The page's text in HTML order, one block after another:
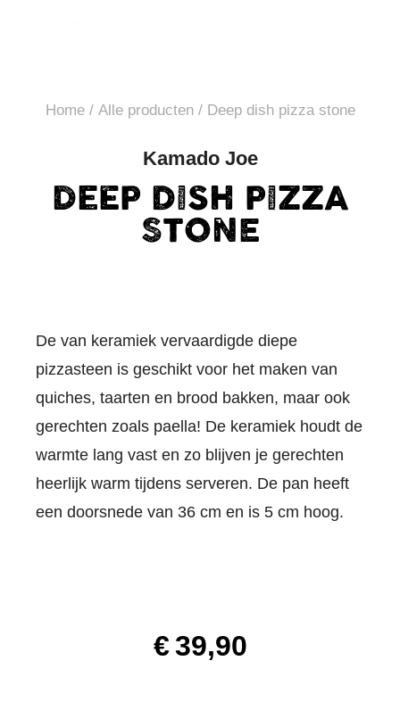
Home/ Alle producten/ Deep dish pizza stone
Kamado Joe
DEEP DISH PIZZA
STONE
De van keramiek vervaardigde diepe
pizzasteen is geschikt voor het maken van
quiches, taarten en brood bakken, maar ook
gerechten zoals paella! De keramiek houdt de
warmte lang vast en zo blijven je gerechten
heerlijk warm tijdens serveren. De pan heeft
een doorsnede van 36 cm en is 5 cm hoog.
€39,90